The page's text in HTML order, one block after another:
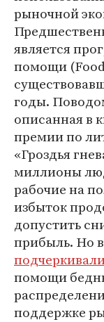
рыночной
является
помощи
годы.
описанная в
премии по
«Гроздья
миллионы
рабочие на
избыток
допустить
прибыль. Но
помощи
поддержке